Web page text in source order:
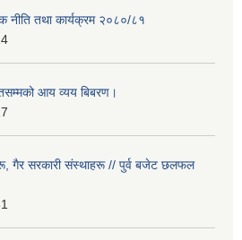
नीति तथा कार्यक्रम २०८०/८१
आय व्यय बिबरण।
गैर सरकारी संस्थाहरू // पुर्व बजेट छलफल